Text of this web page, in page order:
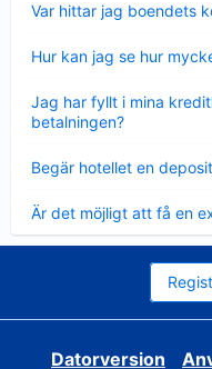
Var hittar jag boendets
mindre
Hur kan jag se hur
mindre
Jag har fyllt i mina
betalningen?
mindre
Begär hotellet en
mindre
Är det möjligt att få en
mindre
Datorversion